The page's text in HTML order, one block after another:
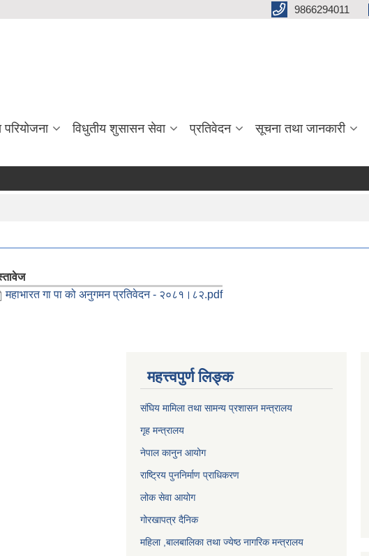
9866294011
विधुतीय शुसासन सेवा प्रतिवेदन सूचना तथा जानकारी
महाभारत गा पा को अनुगमन प्रतिवेदन - २०८१।८२.pdf
महत्त्वपुर्ण लिङ्क
संघिय मामिला तथा सामन्य प्रशासन मन्त्रालय
गृह मन्त्रालय
नेपाल कानुन आयोग
राष्ट्रिय पुननिर्माण प्राधिकरण
लोक सेवा आयोग
गोरखापत्र दैनिक
महिला ,बालबालिका तथा ज्येष्ठ नागरिक मन्त्रालय